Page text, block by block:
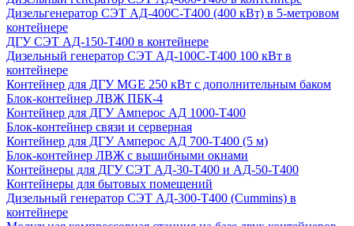
Дизельгенератор СЭТ АД-400С-Т400 (400 кВт) в 5-метровом
контейнере
ДГУ СЭТ АД-150-Т400 в контейнере
Дизельный генератор СЭТ АД-100С-Т400 100 кВт в
контейнере
Контейнер для ДГУ MGE 250 кВт с дополнительным баком
Блок-контейнер ЛВЖ ПБК-4
Контейнер для ДГУ Амперос АД 1000-Т400
Блок-контейнер связи и серверная
Контейнер для ДГУ Амперос АД 700-Т400 (5 м)
Блок-контейнер ЛВЖ с вышибными окнами
Контейнеры для ДГУ СЭТ АД-30-Т400 и АД-50-Т400
Контейнеры для бытовых помещений
Дизельный генератор СЭТ АД-300-Т400 (Cummins) в
контейнере